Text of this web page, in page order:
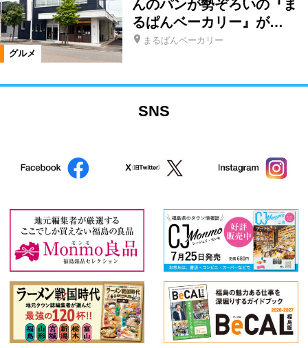
グルメ
んのパンが勢ぞろいの『ま
るぱんベーカリー』が…
まるぱんベーカリー
SNS